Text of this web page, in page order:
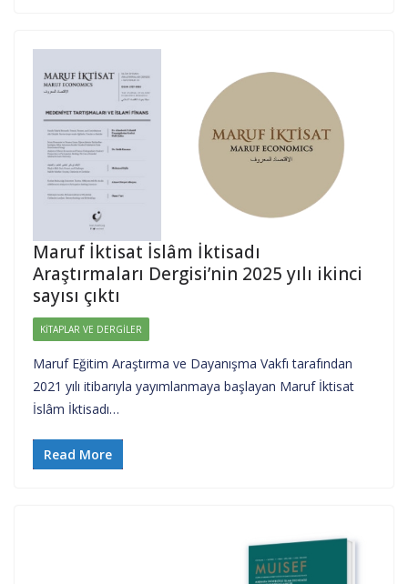
Maruf İktisat İslâm İktisadı
Araştırmaları Dergisi’nin 2025 yılı ikinci
sayısı çıktı
KITAPLAR VE DERGILER
Maruf Eğitim Araştırma ve Dayanışma Vakfı tarafından
2021 yılı itibarıyla yayımlanmaya başlayan Maruf İktisat
İslâm İktisadı…
Read More